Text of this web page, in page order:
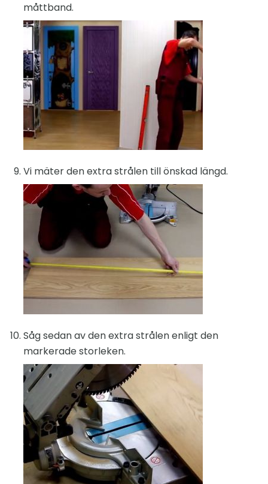
måttband.
Vi mäter den extra strålen till önskad längd.
Såg sedan av den extra strålen enligt den
markerade storleken.